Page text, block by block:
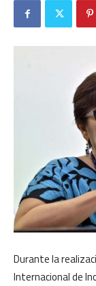
Durante la
Internacional de